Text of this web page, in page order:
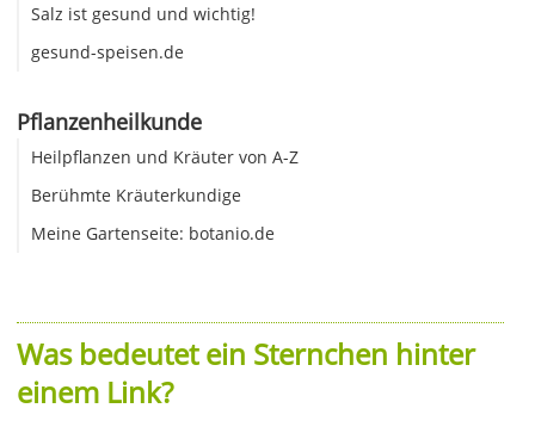
Salz ist gesund und wichtig!
gesund-speisen.de
Pflanzenheilkunde
Heilpflanzen und Kräuter von A-Z
Berühmte Kräuterkundige
Meine Gartenseite: botanio.de
Was bedeutet ein Sternchen hinter
einem Link?